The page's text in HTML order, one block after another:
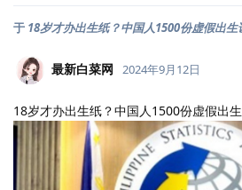
于 18岁才办出生纸？中国人1500份虚假出生
最新白菜网 2024年9月12日
18岁才办出生纸？中国人1500份虚假出生